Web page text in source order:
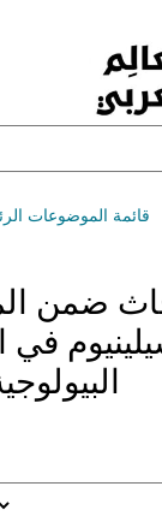
قائمة الموضوعات
ضمن
في